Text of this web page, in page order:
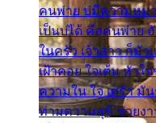
คนพ่าย บ่มีความหมา
เป็นบ่ได้ คือคนพ่าย
ในครัว เจ้าสาว ก็มัว
เฝ้าคอย ใจเต้น หัวใ
ความใน ใจ เศร้า มั
ท่ามความสุขี ช่วยงา